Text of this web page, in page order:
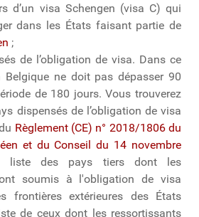
d’un visa Schengen (visa C) qui
dans les États faisant partie de
;
de l’obligation de visa. Dans ce
Belgique ne doit pas dépasser 90
de 180 jours. Vous trouverez
dispensés de l’obligation de visa
Règlement (CE) n° 2018/1806 du
et du Conseil du 14 novembre
des pays tiers dont les
soumis à l'obligation de visa
frontières extérieures des États
de ceux dont les ressortissants